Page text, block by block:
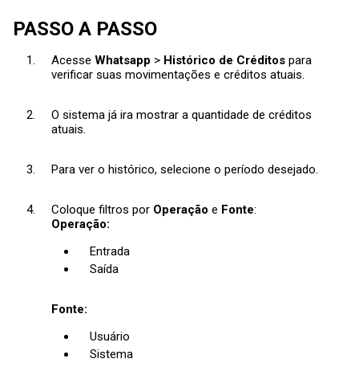
PASSO A PASSO
Acesse Whatsapp > Histórico de Créditos para
verificar suas movimentações e créditos atuais.
O sistema já ira mostrar a quantidade de créditos
atuais.
Para ver o histórico, selecione o período desejado.
Coloque filtros por Operação e Fonte:
Operação:
Entrada
Saída
Fonte:
Usuário
Sistema